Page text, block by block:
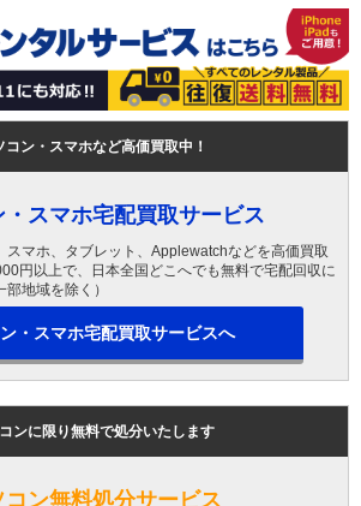
コン・スマホなど高価買取中！
スマホ宅配買取サービス
スマホ、タブレット、Applewatchなどを高価買取
円以上で、日本全国どこへでも無料で宅配回収に
地域を除く）
・スマホ宅配買取サービスへ
ンに限り無料で処分いたします
コン無料処分サービス